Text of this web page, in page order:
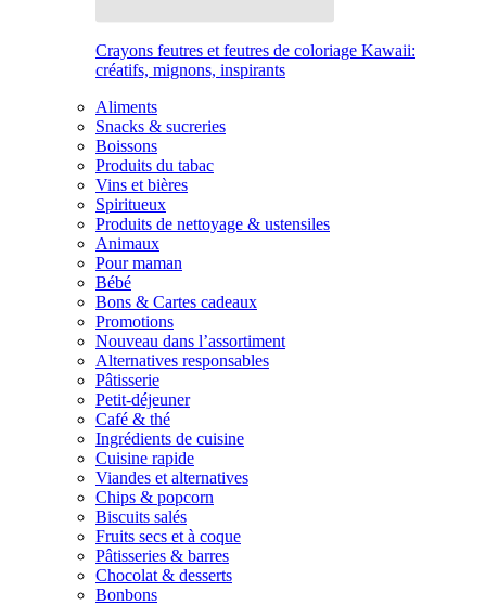
Crayons feutres et feutres de coloriage Kawaii:
créatifs, mignons, inspirants
Aliments
Snacks & sucreries
Boissons
Produits du tabac
Vins et bières
Spiritueux
Produits de nettoyage & ustensiles
Animaux
Pour maman
Bébé
Bons & Cartes cadeaux
Promotions
Nouveau dans l’assortiment
Alternatives responsables
Pâtisserie
Petit-déjeuner
Café & thé
Ingrédients de cuisine
Cuisine rapide
Viandes et alternatives
Chips & popcorn
Biscuits salés
Fruits secs et à coque
Pâtisseries & barres
Chocolat & desserts
Bonbons